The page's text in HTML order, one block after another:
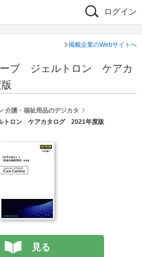
ログイン
掲載企業のWebサイトへ
ーブ ジェルトロン ケアカ
介護・福祉用品のデジカタ
トロン ケアカタログ 2021年度版
見る